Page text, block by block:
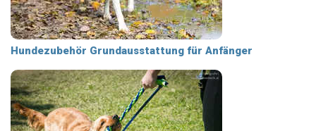
Hundezubehör Grundausstattung für Anfänger